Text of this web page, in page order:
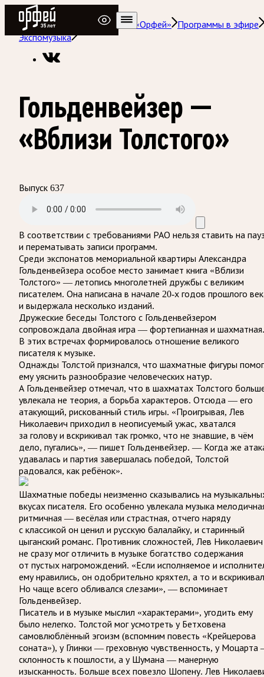
Радио Орфей
Радио классической музыки «Орфей»
Программы в эфире
Экспомузыка
Гольденвейзер —
«Вблизи Толстого»
Выпуск 637
В соответствии с требованиями РАО нельзя ставить на
и перематывать записи программ.
Среди экспонатов мемориальной квартиры Александра
Гольденвейзера особое место занимает книга «Вблизи
Толстого» — летопись многолетней дружбы с великим
писателем. Она написана в начале 20-х годов прошлого
и выдержала несколько изданий.
Дружеские беседы Толстого с Гольденвейзером
сопровождала двойная игра — фортепианная и шахматная.
В этих встречах формировалось отношение великого
писателя к музыке.
Однажды Толстой признался, что шахматные фигуры
ему уяснить разнообразие человеческих натур.
А Гольденвейзер отмечал, что в шахматах Толстого
увлекала не теория, а борьба характеров. Отсюда — его
атакующий, рискованный стиль игры. «Проигрывая, Лев
Николаевич приходил в неописуемый ужас, хватался
за голову и вскрикивал так громко, что не знавшие, в чём
дело, пугались», — пишет Гольденвейзер. — Когда же
удавалась и партия завершалась победой, Толстой
радовался, как ребёнок».
Шахматные победы неизменно сказывались на
вкусах писателя. Его особенно увлекала музыка
ритмичная — весёлая или страстная, отчего наряду
с классикой он ценил и русскую балалайку, и старинный
цыганский романс. Противник сложностей, Лев Николаевич
не сразу мог отличить в музыке богатство содержания
от пустых нагромождений. «Если исполняемое и
ему нравились, он одобрительно кряхтел, а то и
Но чаще всего обливался слезами», — вспоминает
Гольденвейзер.
Писатель и в музыке мыслил «характерами», угодить ему
было нелегко. Толстой мог усмотреть у Бетховена
самовлюблённый эгоизм (вспомним повесть «Крейцерова
соната»), у Глинки — греховную чувственность, у
склонность к пошлости, а у Шумана — манерную
изысканность. Больше всех повезло Шопену. Лев